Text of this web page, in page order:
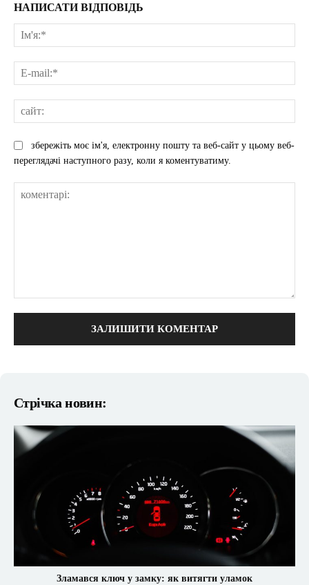
НАПИСАТИ ВІДПОВІДЬ
збережіть моє ім'я, електронну пошту та веб-сайт у цьому веб-
переглядачі наступного разу, коли я коментуватиму.
Стрічка новин:
Зламався ключ у замку: як витягти уламок